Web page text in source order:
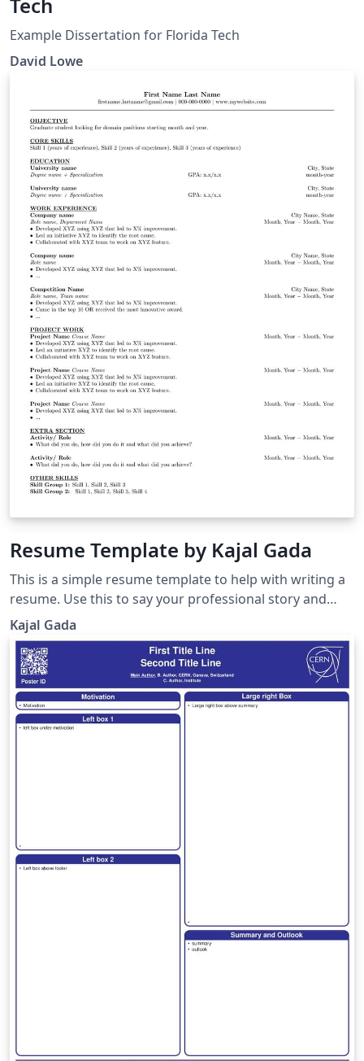
Example Dissertation for Florida Tech
David Lowe
Resume Template by Kajal Gada
This is a simple resume template to help with writing a
resume. Use this to say your professional story and
land your dream job. If you are interested in a resume
review, reach out at: connect [at] gadasisters [dot] com
Kajal Gada